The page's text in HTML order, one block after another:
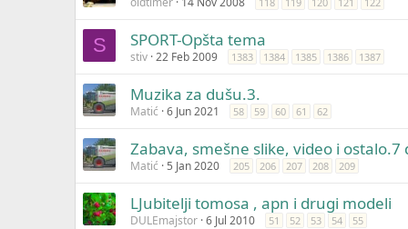
S SPORT-Opšta tema
stiv 22 Feb 2009 1383 1384 1385 1386 1387
Muzika za dušu.3.
Matić 6 Jun 2021 58 59 60 61 62
Zabava, smešne slike, video i ostalo.7
Matić 5 Jan 2020 205 206 207 208 209
LJubitelji tomosa , apn i drugi modeli
DULEmajstor 6 Jul 2010 51 52 53 54 55